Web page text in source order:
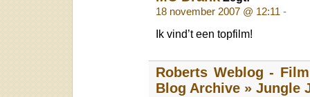
18 november 2007 @ 12:11 -
Ik vind’t een topfilm!
Roberts Weblog -
Blog Archive » Jungle